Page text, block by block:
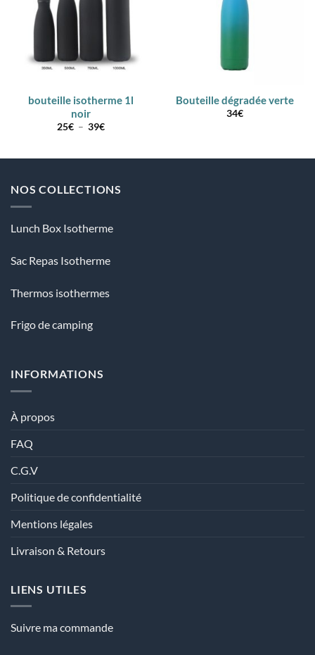
bouteille isotherme 1l
noir
25€ – 39€Plage
Bouteille dégradée verte
34€
NOS COLLECTIONS
Lunch Box Isotherme
Sac Repas Isotherme
Thermos isothermes
Frigo de camping
INFORMATIONS
À propos
FAQ
C.G.V
Politique de confidentialité
Mentions légales
Livraison & Retours
LIENS UTILES
Suivre ma commande